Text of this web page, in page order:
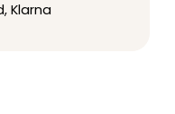
Klarna